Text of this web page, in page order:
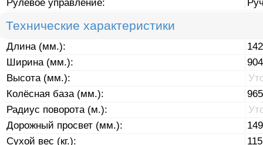
Рулевое управление:
Технические характеристики
Длина (мм.):
Ширина (мм.):
Высота (мм.):
Колёсная база (мм.):
Радиус поворота (м.):
Дорожный просвет (мм.):
Сухой вес (кг.):